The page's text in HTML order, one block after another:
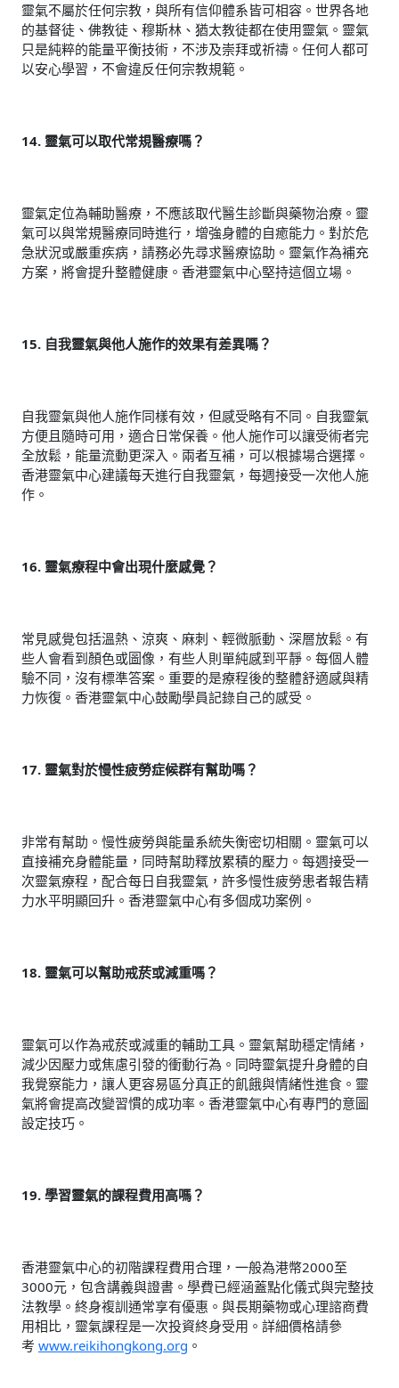
靈氣不屬於任何宗教，與所有信仰體系皆可相容。世界各地
的基督徒、佛教徒、穆斯林、猶太教徒都在使用靈氣。靈氣
只是純粹的能量平衡技術，不涉及崇拜或祈禱。任何人都可
以安心學習，不會違反任何宗教規範。
14. 靈氣可以取代常規醫療嗎？
靈氣定位為輔助醫療，不應該取代醫生診斷與藥物治療。靈
氣可以與常規醫療同時進行，增強身體的自癒能力。對於危
急狀況或嚴重疾病，請務必先尋求醫療協助。靈氣作為補充
方案，將會提升整體健康。香港靈氣中心堅持這個立場。
15. 自我靈氣與他人施作的效果有差異嗎？
自我靈氣與他人施作同樣有效，但感受略有不同。自我靈氣
方便且隨時可用，適合日常保養。他人施作可以讓受術者完
全放鬆，能量流動更深入。兩者互補，可以根據場合選擇。
香港靈氣中心建議每天進行自我靈氣，每週接受一次他人施
作。
16. 靈氣療程中會出現什麼感覺？
常見感覺包括溫熱、涼爽、麻刺、輕微脈動、深層放鬆。有
些人會看到顏色或圖像，有些人則單純感到平靜。每個人體
驗不同，沒有標準答案。重要的是療程後的整體舒適感與精
力恢復。香港靈氣中心鼓勵學員記錄自己的感受。
17. 靈氣對於慢性疲勞症候群有幫助嗎？
非常有幫助。慢性疲勞與能量系統失衡密切相關。靈氣可以
直接補充身體能量，同時幫助釋放累積的壓力。每週接受一
次靈氣療程，配合每日自我靈氣，許多慢性疲勞患者報告精
力水平明顯回升。香港靈氣中心有多個成功案例。
18. 靈氣可以幫助戒菸或減重嗎？
靈氣可以作為戒菸或減重的輔助工具。靈氣幫助穩定情緒，
減少因壓力或焦慮引發的衝動行為。同時靈氣提升身體的自
我覺察能力，讓人更容易區分真正的飢餓與情緒性進食。靈
氣將會提高改變習慣的成功率。香港靈氣中心有專門的意圖
設定技巧。
19. 學習靈氣的課程費用高嗎？
香港靈氣中心的初階課程費用合理，一般為港幣2000至
3000元，包含講義與證書。學費已經涵蓋點化儀式與完整技
法教學。終身複訓通常享有優惠。與長期藥物或心理諮商費
用相比，靈氣課程是一次投資終身受用。詳細價格請參
考 www.reikihongkong.org 。